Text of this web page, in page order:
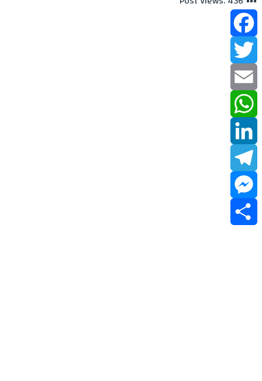
Facebook
Twitter
Email
WhatsApp
LinkedIn
Telegram
Messenger